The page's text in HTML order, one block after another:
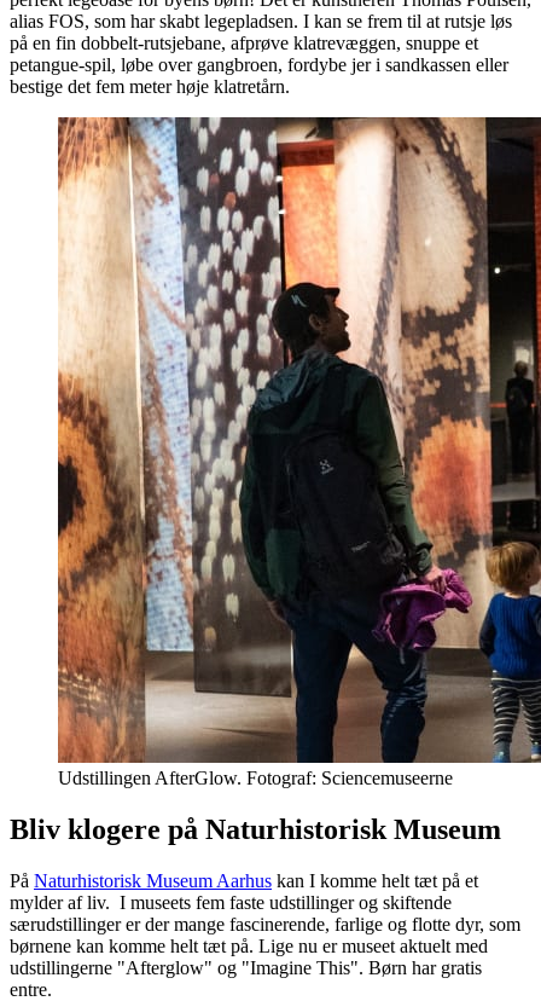
alias FOS, som har skabt legepladsen. I kan se frem til at rutsje løs
på en fin dobbelt-rutsjebane, afprøve klatrevæggen, snuppe et
petangue-spil, løbe over gangbroen, fordybe jer i sandkassen eller
bestige det fem meter høje klatretårn.
Udstillingen AfterGlow. Fotograf: Sciencemuseerne
Bliv klogere på Naturhistorisk Museum
På Naturhistorisk Museum Aarhus kan I komme helt tæt på et
mylder af liv. I museets fem faste udstillinger og skiftende
særudstillinger er der mange fascinerende, farlige og flotte dyr, som
børnene kan komme helt tæt på. Lige nu er museet aktuelt med
udstillingerne "Afterglow" og "Imagine This". Børn har gratis
entre.